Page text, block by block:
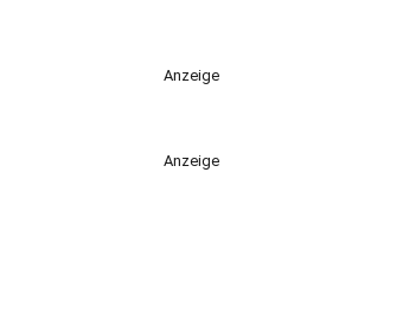
Anzeige
Anzeige